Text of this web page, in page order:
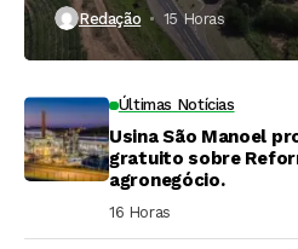
Redação 15 Horas ⁮
Últimas Notícias
Usina São Manoel
gratuito sobre
agronegócio.
16 Horas ⁮